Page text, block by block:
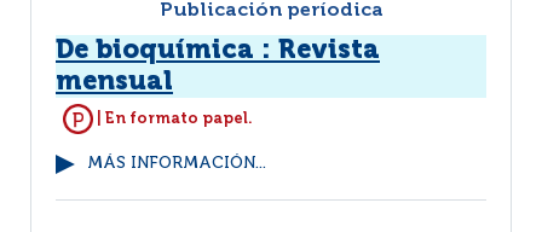
Publicación períodica
De bioquímica : Revista
mensual
| En formato papel.
MÁS INFORMACIÓN...